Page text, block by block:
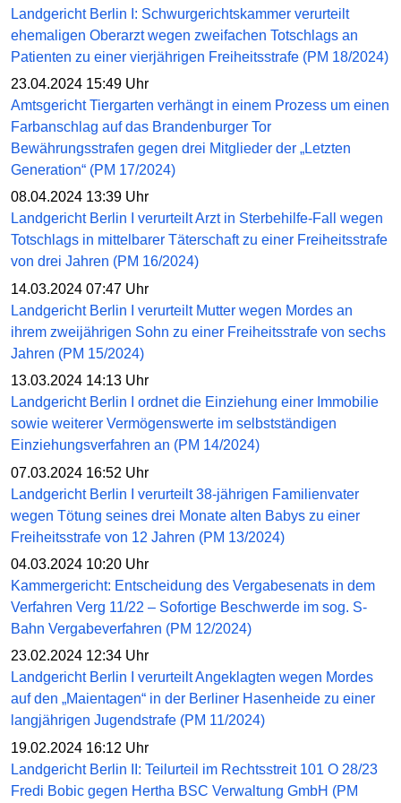
Landgericht Berlin I: Schwurgerichtskammer verurteilt
ehemaligen Oberarzt wegen zweifachen Totschlags an
Patienten zu einer vierjährigen Freiheitsstrafe (PM 18/2024)
23.04.2024 15:49 Uhr
Amtsgericht Tiergarten verhängt in einem Prozess um einen
Farbanschlag auf das Brandenburger Tor
Bewährungsstrafen gegen drei Mitglieder der „Letzten
Generation“ (PM 17/2024)
08.04.2024 13:39 Uhr
Landgericht Berlin I verurteilt Arzt in Sterbehilfe-Fall wegen
Totschlags in mittelbarer Täterschaft zu einer Freiheitsstrafe
von drei Jahren (PM 16/2024)
14.03.2024 07:47 Uhr
Landgericht Berlin I verurteilt Mutter wegen Mordes an
ihrem zweijährigen Sohn zu einer Freiheitsstrafe von sechs
Jahren (PM 15/2024)
13.03.2024 14:13 Uhr
Landgericht Berlin I ordnet die Einziehung einer Immobilie
sowie weiterer Vermögenswerte im selbstständigen
Einziehungsverfahren an (PM 14/2024)
07.03.2024 16:52 Uhr
Landgericht Berlin I verurteilt 38-jährigen Familienvater
wegen Tötung seines drei Monate alten Babys zu einer
Freiheitsstrafe von 12 Jahren (PM 13/2024)
04.03.2024 10:20 Uhr
Kammergericht: Entscheidung des Vergabesenats in dem
Verfahren Verg 11/22 – Sofortige Beschwerde im sog. S-
Bahn Vergabeverfahren (PM 12/2024)
23.02.2024 12:34 Uhr
Landgericht Berlin I verurteilt Angeklagten wegen Mordes
auf den „Maientagen“ in der Berliner Hasenheide zu einer
langjährigen Jugendstrafe (PM 11/2024)
19.02.2024 16:12 Uhr
Landgericht Berlin II: Teilurteil im Rechtsstreit 101 O 28/23
Fredi Bobic gegen Hertha BSC Verwaltung GmbH (PM